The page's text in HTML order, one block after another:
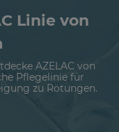
Linie von
AZELAC von
Pflegelinie für
zu Rötungen.